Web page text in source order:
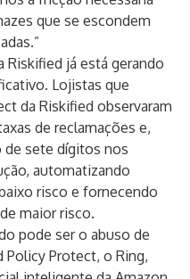
que se escondem
Riskified já está gerando
Lojistas que
da Riskified observaram
de reclamações e,
de sete dígitos nos
automatizando
risco e fornecendo
maior risco.
pode ser o abuso de
Policy Protect, o Ring,